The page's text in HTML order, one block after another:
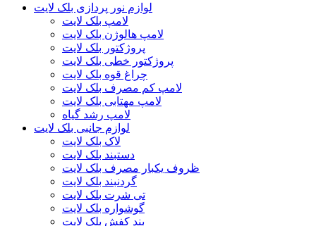
لوازم نور پردازی بلک لایت
لامپ بلک لایت
لامپ هالوژن بلک لایت
پروژکتور بلک لایت
پروژکتور خطی بلک لایت
چراغ قوه بلک لایت
لامپ کم مصرف بلک لایت
لامپ مهتابی بلک لایت
لامپ رشد گیاه
لوازم جانبی بلک لایت
لاک بلک لایت
دستبند بلک لایت
ظروف یکبار مصرف بلک لایت
گردنبند بلک لایت
تی شرت بلک لایت
گوشواره بلک لایت
بند کفش بلک لایت